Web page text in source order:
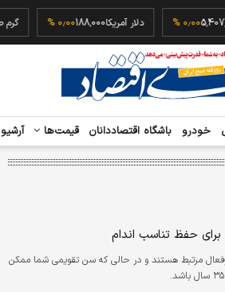
5,407,901.78 دلار آمریکا188,000
خودرو باشگاه اقتصاددانان قیمت‌ها آرشیو
مرتبط هستند و در حالی که سن تقویمی شما ممکن